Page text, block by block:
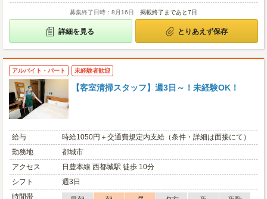
募集終了日時：8月16日 掲載終了まであと7日
詳細を見る とりあえず保存
アルバイト・パート 未経験者歓迎
【客室清掃スタッフ】週3日～！未経験OK！
給与
時給1050円＋交通費規定内支給（条件・詳細は面接にて）
勤務地
都城市
アクセス
日豊本線 西都城駅 徒歩 10分
シフト
週3日
時間帯